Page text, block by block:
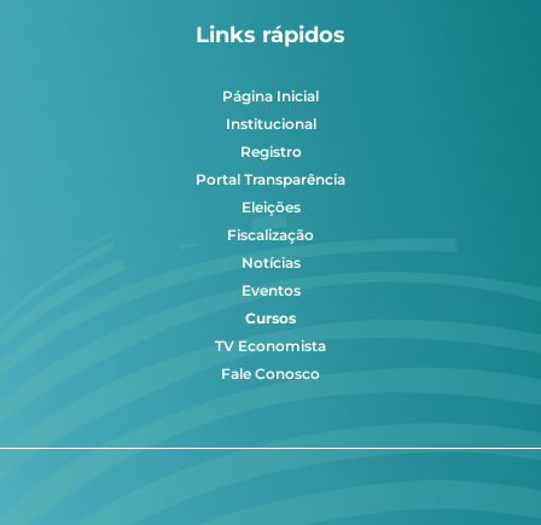
Links rápidos
Página Inicial
Institucional
Registro
Portal Transparência
Eleições
Fiscalização
Notícias
Eventos
Cursos
TV Economista
Fale Conosco